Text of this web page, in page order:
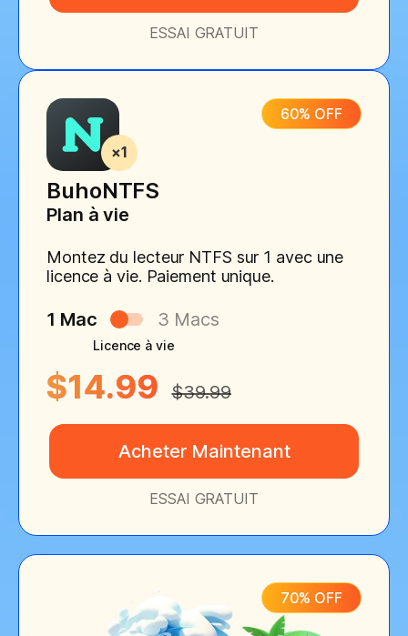
ESSAI GRATUIT
60% OFF
BuhoNTFS
Plan à vie
Montez du lecteur NTFS sur 1 avec une
licence à vie. Paiement unique.
1 Mac 3 Macs
Licence à vie
$14.99 $39.99
Acheter Maintenant
ESSAI GRATUIT
70% OFF